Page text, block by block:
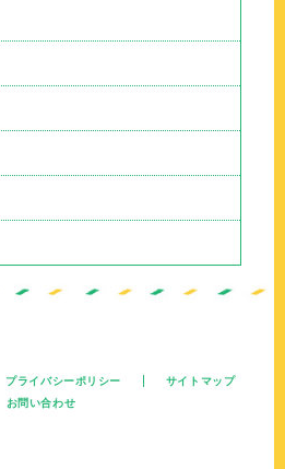
プライバシーポリシー
サイトマップ
お問い合わせ